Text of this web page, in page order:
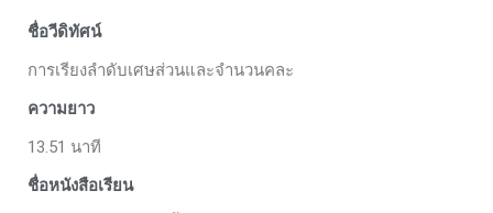
ชื่อวีดิทัศน์
การเรียงลำดับเศษส่วนและจำนวนคละ
ความยาว
13.51 นาที
ชื่อหนังสือเรียน